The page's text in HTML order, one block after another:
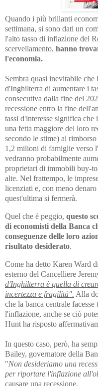
Quando i più brillanti
settimana, si sono dati un
l'alto tasso di inflazione del
scervellamento, hanno
l'economia.
Sembra quasi inevitabile che
d'Inghilterra di aumentare i
consecutiva dalla fine del
recessione entro la fine
tassi d'interesse significa
una fetta maggiore del loro
secondo le stime) al
1,2 milioni di famiglie verso
vedranno probabilmente
proprietari di immobili buy-
alte. Nel frattempo, le
licenziati e, con meno
quest'ultima si fermerà.
Quel che è peggio, questo
di economisti della Banca
conseguenze delle loro
risultato desiderato.
Come ha detto Karen Ward
esterno del Cancelliere
d'Inghilterra è quella di
incertezza e fragilità". Alla
che la banca centrale
l'inflazione, anche se ciò
Hunt ha risposto
In questo caso, però, ha
Bailey, governatore della
"Non desideriamo una
per riportare l'inflazione
causare una recessione.